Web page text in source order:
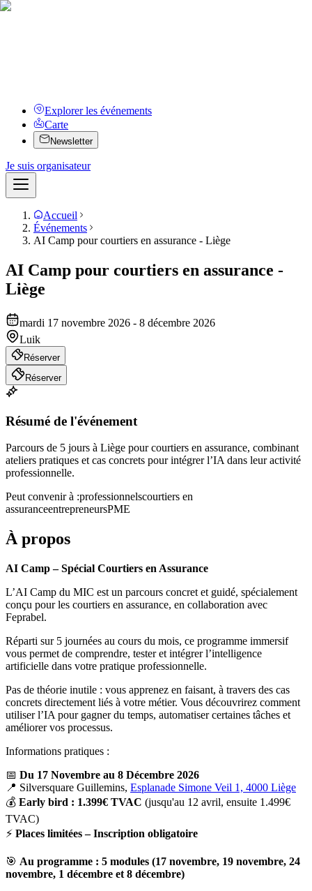
Explorer les événements
Carte
Newsletter
Je suis organisateur
Accueil
Événements
AI Camp pour courtiers en assurance - Liège
AI Camp pour courtiers en assurance -
Liège
mardi 17 novembre 2026 - 8 décembre 2026
Luik
Réserver
Réserver
Résumé de l'événement
Parcours de 5 jours à Liège pour courtiers en assurance, combinant
ateliers pratiques et cas concrets pour intégrer l’IA dans leur activité
professionnelle.
Peut convenir à :professionnelscourtiers en
assuranceentrepreneursPME
À propos
AI Camp – Spécial Courtiers en Assurance
L’AI Camp du MIC est un parcours concret et guidé, spécialement
conçu pour les courtiers en assurance, en collaboration avec
Feprabel.
Réparti sur 5 journées au cours du mois, ce programme immersif
vous permet de comprendre, tester et intégrer l’intelligence
artificielle dans votre pratique professionnelle.
Pas de théorie inutile : vous apprenez en faisant, à travers des cas
concrets directement liés à votre métier. Vous découvrirez comment
utiliser l’IA pour gagner du temps, automatiser certaines tâches et
améliorer vos processus.
Informations pratiques :
📅 Du 17 Novembre au 8 Décembre 2026
📍 Silversquare Guillemins, Esplanade Simone Veil 1, 4000 Liège
💰 Early bird : 1.399€ TVAC (jusqu'au 12 avril, ensuite 1.499€
TVAC)
⚡ Places limitées – Inscription obligatoire
🎯 Au programme : 5 modules (17 novembre, 19 novembre, 24
novembre, 1 décembre et 8 décembre)